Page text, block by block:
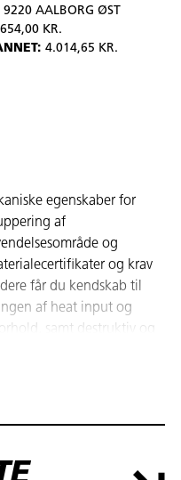
9220 AALBORG ØST
654,00 KR.
4.014,65 KR.
egenskaber for
af
og
og krav
får du kendskab til
af heat input og
samt destruktiv og
Du lærer at
og udføre WPS på